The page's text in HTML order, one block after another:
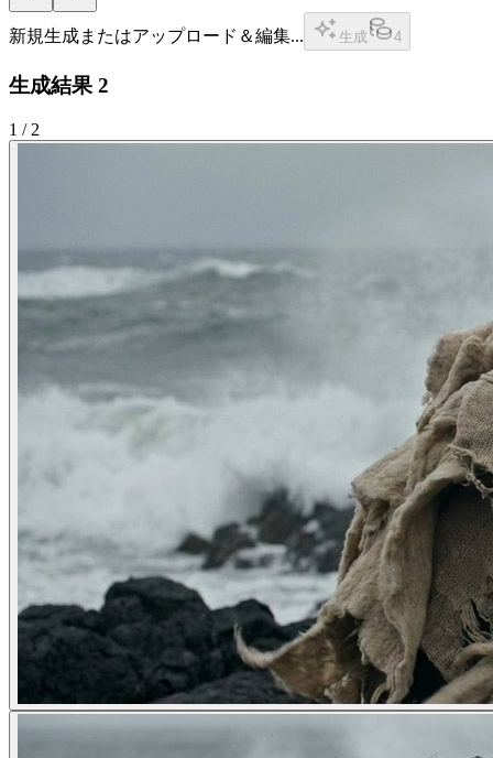
新規生成またはアップロード＆編集... 生成 4
生成結果 2
1 /2